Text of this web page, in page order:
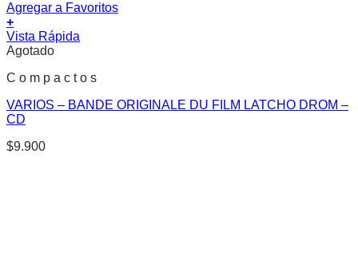
Agregar a Favoritos
+
Vista Rápida
Agotado
C o m p a c t o s
VARIOS – BANDE ORIGINALE DU FILM LATCHO DROM –
CD
$9.900